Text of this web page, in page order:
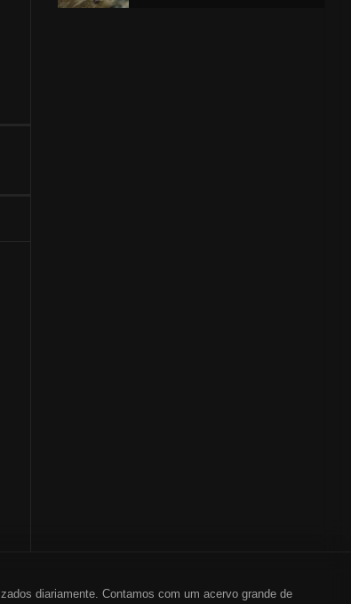
diariamente. Contamos com um acervo grande de